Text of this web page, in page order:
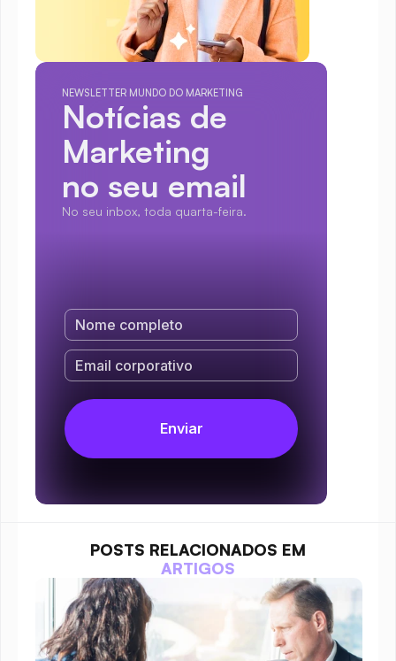
NEWSLETTER MUNDO DO MARKETING
Notícias de
Marketing
no seu email
No seu inbox, toda quarta-feira.
POSTS RELACIONADOS EM
ARTIGOS